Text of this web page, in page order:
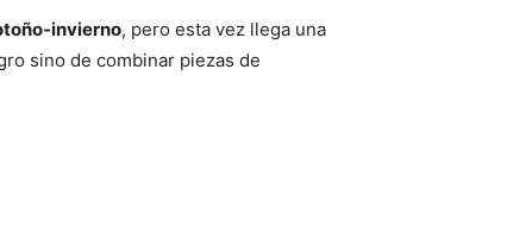
invierno, pero esta vez llega una
sino de combinar piezas de